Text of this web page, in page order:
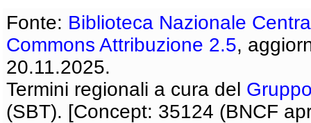
Fonte: Biblioteca Nazionale
Commons Attribuzione 2.5,
20.11.2025.
Termini regionali a cura del
(SBT). [Concept: 35124 (BNCF